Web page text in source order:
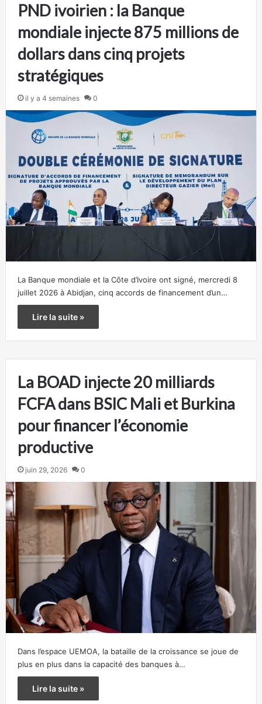
PND ivoirien : la Banque
mondiale injecte 875 millions de
dollars dans cinq projets
stratégiques
il y a 4 semaines 0
La Banque mondiale et la Côte d’Ivoire ont signé, mercredi 8
juillet 2026 à Abidjan, cinq accords de financement d’un…
Lire la suite »
La BOAD injecte 20 milliards
FCFA dans BSIC Mali et Burkina
pour financer l’économie
productive
juin 29, 2026 0
Dans l’espace UEMOA, la bataille de la croissance se joue de
plus en plus dans la capacité des banques à…
Lire la suite »